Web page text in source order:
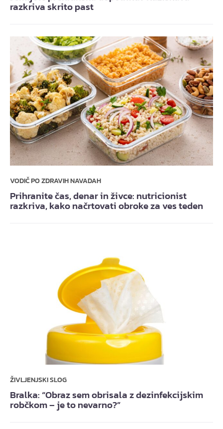
razkriva skrito past
VODIČ PO ZDRAVIH NAVADAH
Prihranite čas, denar in živce: nutricionist
razkriva, kako načrtovati obroke za ves teden
ŽIVLJENJSKI SLOG
Bralka: “Obraz sem obrisala z dezinfekcijskim
robčkom – je to nevarno?”